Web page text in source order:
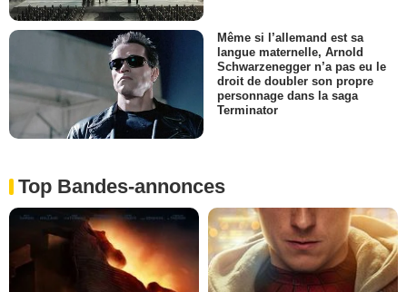
Même si l’allemand est sa
langue maternelle, Arnold
Schwarzenegger n’a pas eu le
droit de doubler son propre
personnage dans la saga
Terminator
Top Bandes-annonces